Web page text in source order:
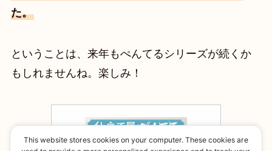
た。
ということは、来年もぺんてるシリーズが続くか
もしれませんね。楽しみ！
This website stores cookies on your computer. These cookies are